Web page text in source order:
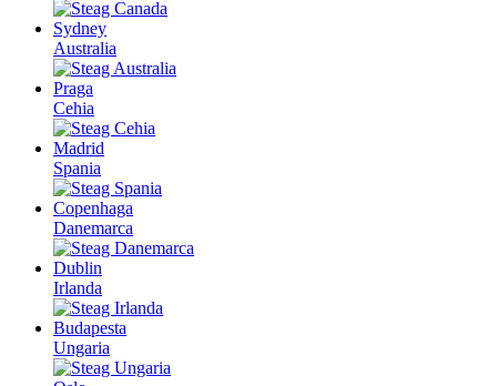
Sydney
Australia
Praga
Cehia
Madrid
Spania
Copenhaga
Danemarca
Dublin
Irlanda
Budapesta
Ungaria